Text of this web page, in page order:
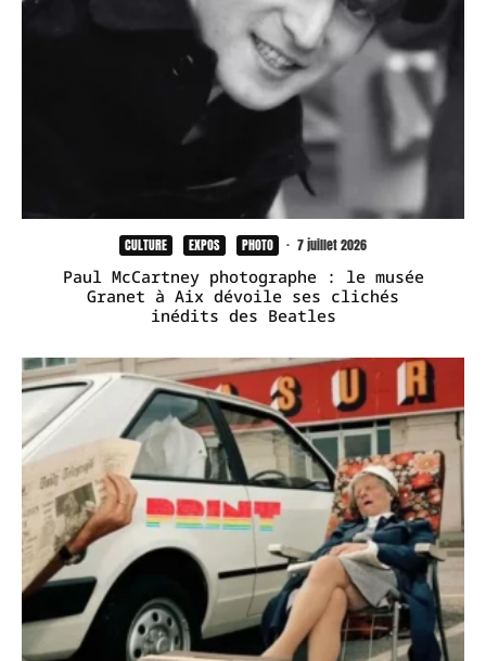
CULTURE EXPOS PHOTO · 7 juillet 2026
Paul McCartney photographe : le musée
Granet à Aix dévoile ses clichés
inédits des Beatles